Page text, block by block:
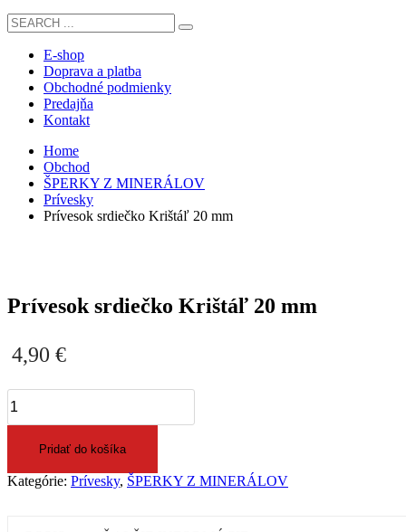
E-shop
Doprava a platba
Obchodné podmienky
Predajňa
Kontakt
Home
Obchod
ŠPERKY Z MINERÁLOV
Prívesky
Prívesok srdiečko Krištáľ 20 mm
Prívesok srdiečko Krištáľ 20 mm
4,90 €
množstvo
Prívesok
srdiečko
Krištáľ
mm
Pridať do košíka
Kategórie: Prívesky, ŠPERKY Z MINERÁLOV